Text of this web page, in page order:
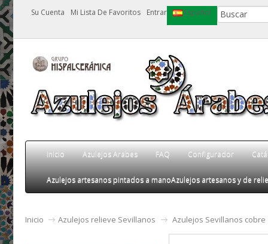
Su Cuenta Mi Lista De Favoritos Entrar Español
Inicio Azulejos Arabes FAQ Configurador
Azulejos artesanos pintados a manoAzulejos artesanos y de
Inicio Azulejos relieve Sevillanos Azulejos Sevillanos cobre